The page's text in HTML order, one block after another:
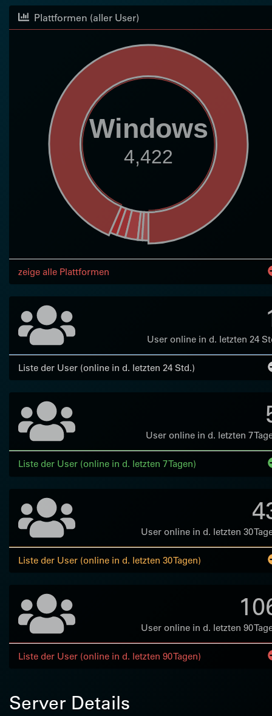
Plattformen (aller User)
Windows
4,422
zeige alle Plattformen
User online in d. letzten 24
Liste der User (online in d. letzten 24 Std.)
User online in d. letzten 7
Liste der User (online in d. letzten 7 Tagen)
User online in d. letzten 30
Liste der User (online in d. letzten 30 Tagen)
User online in d. letzten 90
Liste der User (online in d. letzten 90 Tagen)
Server Details